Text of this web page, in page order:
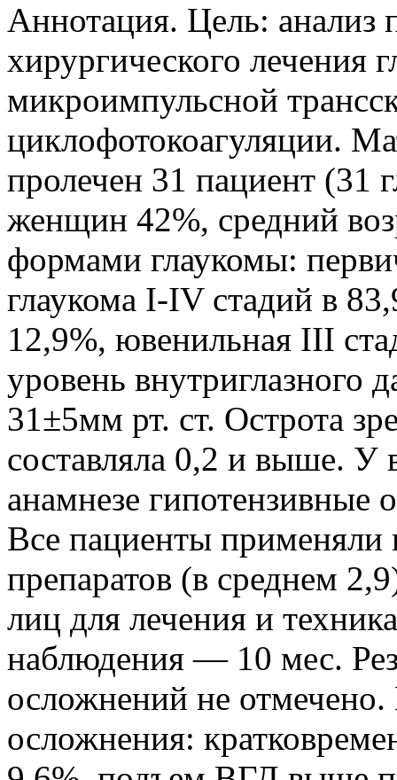
Аннотация. Цель: анализ
хирургического лечения
микроимпульсной
циклофотокоагуляции.
пролечен 31 пациент (31
женщин 42%, средний
формами глаукомы:
глаукома I-IV стадий в
12,9%, ювенильная III
уровень внутриглазного
31±5мм рт. ст. Острота
составляла 0,2 и выше. У
анамнезе гипотензивные
Все пациенты применяли
препаратов (в среднем
лиц для лечения и
наблюдения — 10 мес.
осложнений не
осложнения: